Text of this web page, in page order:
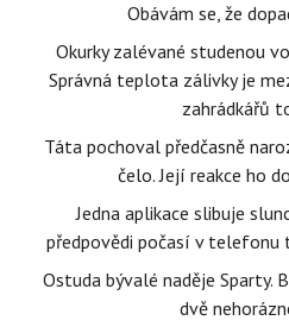
Obávám se, že
Okurky zalévané studenou
Správná teplota zálivky je
zahrádkářů
Táta pochoval předčasně
čelo. Její reakce ho
Jedna aplikace slibuje
předpovědi počasí v telefonu
Ostuda bývalé naděje Sparty.
dvě